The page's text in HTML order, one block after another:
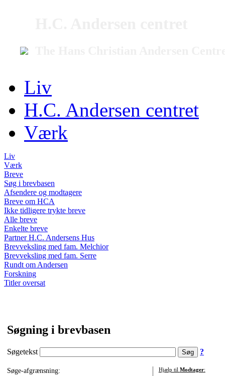
Liv
H.C. Andersen centret
Værk
Liv
Værk
Breve
Søg i brevbasen
Afsendere og modtagere
Breve om HCA
Ikke tidligere trykte breve
Alle breve
Enkelte breve
Partner H.C. Andersens Hus
Brevveksling med fam. Melchior
Brevveksling med fam. Serre
Rundt om Andersen
Forskning
Titler oversat
Søgning i brevbasen
Søgetekst ?
Søge-afgrænsning:
Hjælp til Modtager: